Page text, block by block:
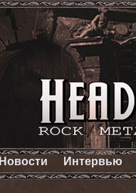
Новости Интервью